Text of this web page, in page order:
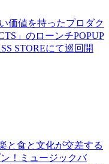
価値を持ったプロダク
」のローンチPOPUP
STOREにて巡回開
と⾷と⽂化が交差する
！ミュージックバ